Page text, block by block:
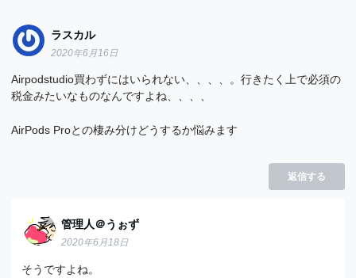
ラスカル
2020年6月16日
Airpodstudio買わずにはいられない、、、、。行きたく上で必須の
税金みたいなものなんですよね、、、、
AirPods Proとの棲み分けどうするか悩みます
返信する
管理人＠うぉず
2020年6月18日
そうですよね。